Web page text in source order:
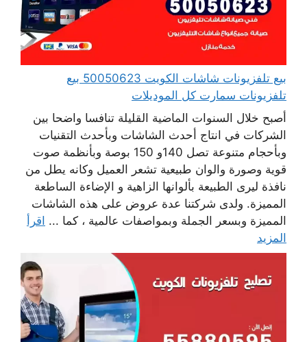
بيع تلفزيونات شاشات الكويت 50050623 بيع
تلفزيونات سمارت كل الموديلات
أصبح خلال السنوات الماضية القليلة تنافسا واضحا بين
الشركات في انتاج أحدث الشاشات وبأحدث التقنيات
وبأحجام متنوعة تصل 140و 150 بوصة وبأنظمة صوت
قوية وصورة والوان طبيعية تشعر العميل وكانه يطل من
نافذة ليرى الطبيعة بألوانها الزاهية و الإضاءة الساطعة
المميزة. ولدى شركتنا عدة عروض على هذه الشاشات
المميزة وبسعر الجملة وبمواصفات عالمية ، كما ... اقرأ
المزيد